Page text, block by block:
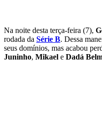
Na noite desta terça-feira (7),
rodada da Série B. Dessa
seus domínios, mas acabou
Juninho, Mikael e Dadá